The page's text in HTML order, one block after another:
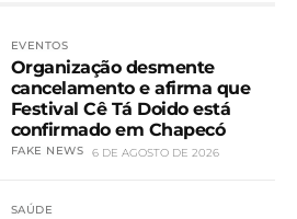
EVENTOS
Organização desmente
cancelamento e afirma que
Festival Cê Tá Doido está
confirmado em Chapecó
FAKE NEWS 6 DE AGOSTO DE 2026
SAÚDE